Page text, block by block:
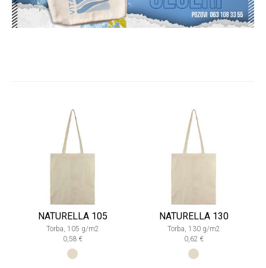
NATURELLA 105
Torba, 105 g/m2
0,58 €
NATURELLA 130
Torba, 130 g/m2
0,62 €